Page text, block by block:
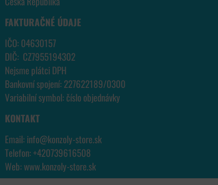
FAKTURAČNÉ ÚDAJE
IČO: 04630157
DIČ: CZ7955194302
Nejsme plátci DPH
Bankovní spojení: 227622189/0300
Variabilní symbol: číslo objednávky
KONTAKT
Email: info@konzoly-store.sk
Telefon:+420739616508
Web: www.konzoly-store.sk